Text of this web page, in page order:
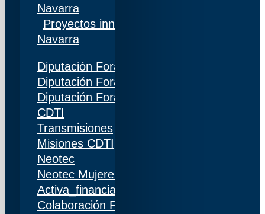
Navarra
Proyectos innovación Gobierno de
Navarra
Diputación Foral de Gipuzkoa
Diputación Foral de Bizkaia
Diputación Foral de Álava
CDTI
Transmisiones
Misiones CDTI
Neotec
Neotec Mujeres
Activa_financiación (IDI)
Colaboración Público-Privada (CPP)